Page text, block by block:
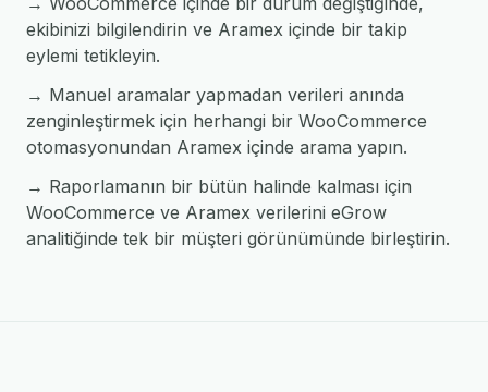
ekibinizi bilgilendirin ve Aramex içinde bir takip
eylemi tetikleyin.
→ Manuel aramalar yapmadan verileri anında
zenginleştirmek için herhangi bir WooCommerce
otomasyonundan Aramex içinde arama yapın.
→ Raporlamanın bir bütün halinde kalması için
WooCommerce ve Aramex verilerini eGrow
analitiğinde tek bir müşteri görünümünde birleştirin.